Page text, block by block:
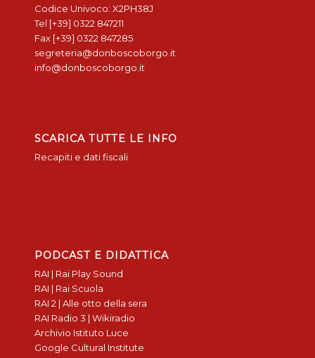
Codice Univoco: X2PH38J
Tel [+39] 0322 847211
Fax [+39] 0322 847285
segreteria@donboscoborgo.it
info@donboscoborgo.it
SCARICA TUTTE LE INFO
Recapiti e dati fiscali
PODCAST E DIDATTICA
RAI | Rai Play Sound
RAI | Rai Scuola
RAI 2 | Alle otto della sera
RAI Radio 3 | Wikiradio
Archivio Istituto Luce
Google Cultural Institute